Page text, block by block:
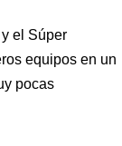
el Súper
equipos en un
pocas